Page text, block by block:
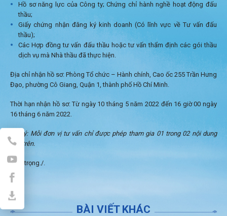
Hồ sơ năng lực của Công ty; Chứng chỉ hành nghề hoạt động đấu
thầu;
Giấy chứng nhận đăng ký kinh doanh (Có lĩnh vực về Tư vấn đấu
thầu);
Các Hợp đồng tư vấn đấu thầu hoặc tư vấn thẩm định các gói thầu
dịch vụ mà Nhà thầu đã thực hiện.
Địa chỉ nhận hồ sơ: Phòng Tổ chức – Hành chính, Cao ốc 255 Trần Hưng
Đạo, phường Cô Giang, Quận 1, thành phố Hồ Chí Minh.
Thời hạn nhận hồ sơ: Từ ngày 10 tháng 5 năm 2022 đến 16 giờ 00 ngày
16 tháng 6 năm 2022.
Lưu ý: Mỗi đơn vị tư vấn chỉ được phép tham gia 01 trong 02 nội dung
nêu trên.
Trân trọng./.
BÀI VIẾT KHÁC